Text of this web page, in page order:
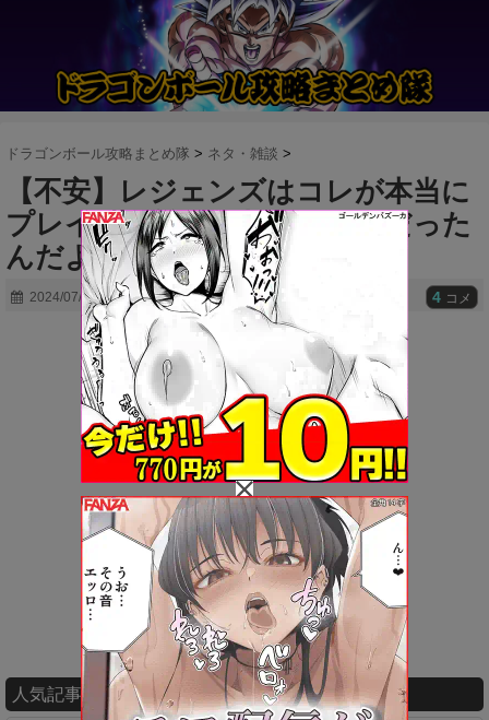
ドラゴンボール攻略まとめ隊 > ネタ・雑談 >
【不安】レジェンズはコレが本当に
プレイヤー離れを起こす原因だった
んだよな
2024/07/23 4 コメ
人気記事ランキング